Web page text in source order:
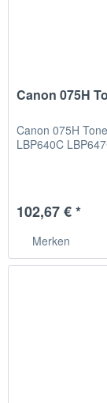
Canon 075H
Canon 075H
LBP640C
102,67 € *
Merken